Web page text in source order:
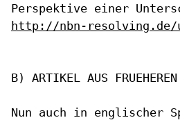
Perspektive einer
http://nbn-resolving.de/
B) ARTIKEL AUS FRUEHEREN
Nun auch in englischer